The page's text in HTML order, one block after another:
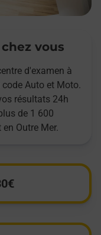
vous
d'examen à
code Auto et Moto.
résultats 24h
de 1 600
Outre Mer.